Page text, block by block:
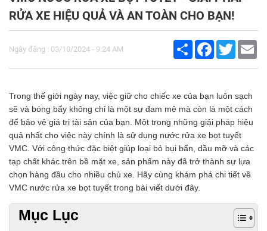
PHỤ GIA THỰC PHẨM
Tinh bột biến tính
Hương liệu thực phẩm
Chất phụ gia chống đông vón
Chất phụ gia tạo cấu trúc
Chất phụ gia bảo quản
Chất phụ gia nem giò chả
Chất phụ gia bún mì phở
Chất phụ gia bánh kẹo kem
Chất phụ gia nước giải khát
Chất phụ gia xúc xích
Chất phụ gia nước mắm
Chất phụ gia rau củ quả
RỬA XE HIỆU QUẢ VÀ AN TOÀN CHO BẠN!
Ngày đăng : 03/10/2024 - 9:24 AM
Share FacebookTwitter
Trong thế giới ngày nay, việc giữ cho chiếc xe của bạn luôn sạch
sẽ và bóng bẩy không chỉ là một sự đam mê mà còn là một cách
để bảo vệ giá trị tài sản của bạn. Một trong những giải pháp hiệu
quả nhất cho việc này chính là sử dụng nước rửa xe bọt tuyết
VMC. Với công thức đặc biệt giúp loại bỏ bụi bẩn, dầu mỡ và các
tạp chất khác trên bề mặt xe, sản phẩm này đã trở thành sự lựa
chọn hàng đầu cho nhiều chủ xe. Hãy cùng khám phá chi tiết về
VMC nước rửa xe bọt tuyết trong bài viết dưới đây.
Mục Lục